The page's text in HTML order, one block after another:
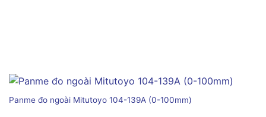
Panme đo ngoài Mitutoyo 104-139A (0-100mm)